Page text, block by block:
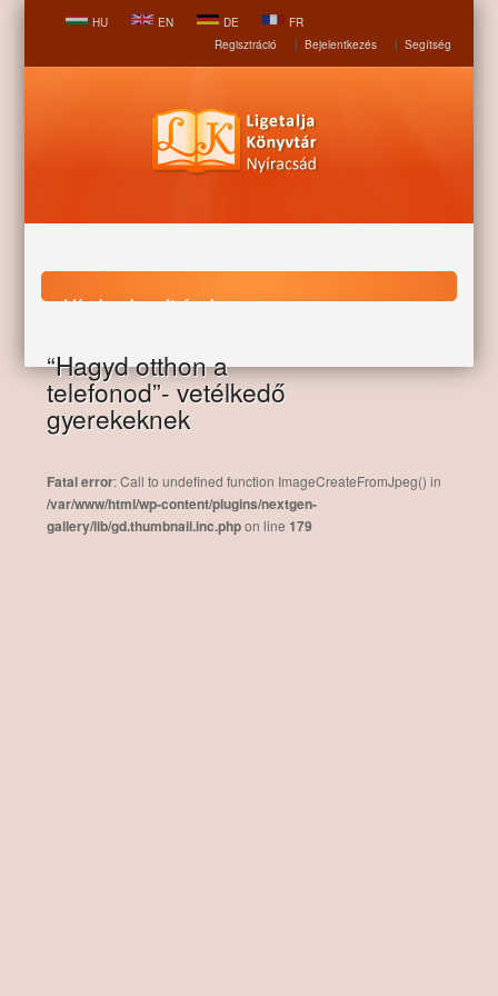
HU EN DE
FR
Regisztráció
| Bejelentkezés | Segítség
Hírek, aktualitások
Nyitólap Hírek, aktualitások
“Hagyd otthon a
telefonod”- vetélkedő gyerekeknek
“Hagyd otthon a
telefonod”- vetélkedő
gyerekeknek
Fatal error: Call to undefined function ImageCreateFromJpeg() in
/var/www/html/wp-content/plugins/nextgen-
gallery/lib/gd.thumbnail.inc.phpon line179